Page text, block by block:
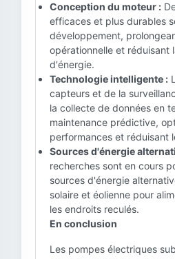
Conception du moteur :
efficaces et plus durables
développement,
opérationnelle et réduisant
d'énergie.
Technologie intelligente :
capteurs et de la
la collecte de données en
maintenance prédictive,
performances et réduisant
Sources d'énergie
recherches sont en cours
sources d'énergie
solaire et éolienne pour
les endroits reculés.
En conclusion
Les pompes électriques